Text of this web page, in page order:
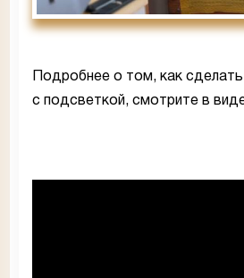
Подробнее о том, как
с подсветкой, смотрите в